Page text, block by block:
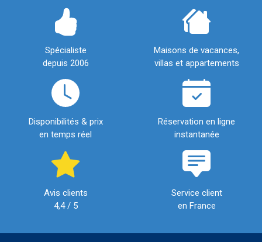
Spécialiste
depuis 2006
Maisons de vacances,
villas et appartements
Disponibilités & prix
en temps réel
Réservation en ligne
instantanée
Avis clients
4,4 / 5
Service client
en France